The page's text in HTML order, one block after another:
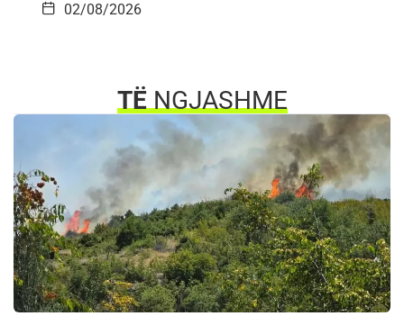
02/08/2026
TËNGJASHME